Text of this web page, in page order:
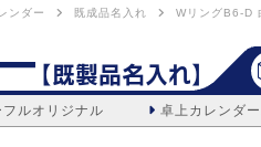
ンダー 既成品名入れ WリングB6-D
【既製品名入れ】
フルオリジナル 卓上カレンダー